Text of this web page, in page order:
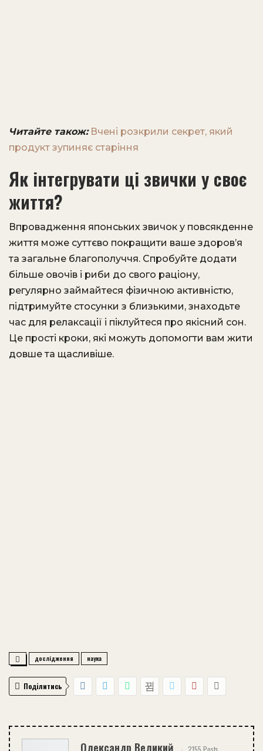
Читайте також: Вчені розкрили секрет, який
продукт зупиняє старіння
Як інтегрувати ці звички у своє
життя?
Впровадження японських звичок у повсякденне
життя може суттєво покращити ваше здоров’я
та загальне благополуччя. Спробуйте додати
більше овочів і риби до свого раціону,
регулярно займайтеся фізичною активністю,
підтримуйте стосунки з близькими, знаходьте
час для релаксації і піклуйтеся про якісний сон.
Це прості кроки, які можуть допомогти вам жити
довше та щасливіше.
дослідження наука
Поділитись
Олександр Великий 2155 Posts